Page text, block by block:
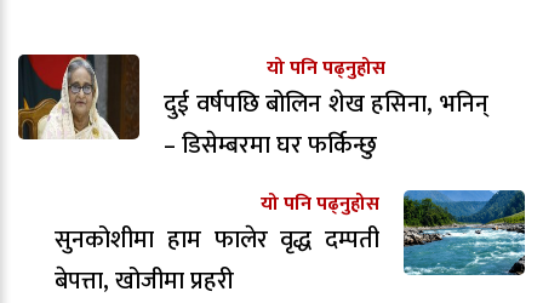
यो पनि पढ्नुहोस
दुई वर्षपछि बोलिन शेख हसिना, भनिन्
– डिसेम्बरमा घर फर्किन्छु
यो पनि पढ्नुहोस
सुनकोशीमा हाम फालेर वृद्ध दम्पती
बेपत्ता, खोजीमा प्रहरी